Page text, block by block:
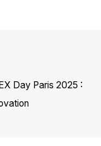
Day Paris 2025 :